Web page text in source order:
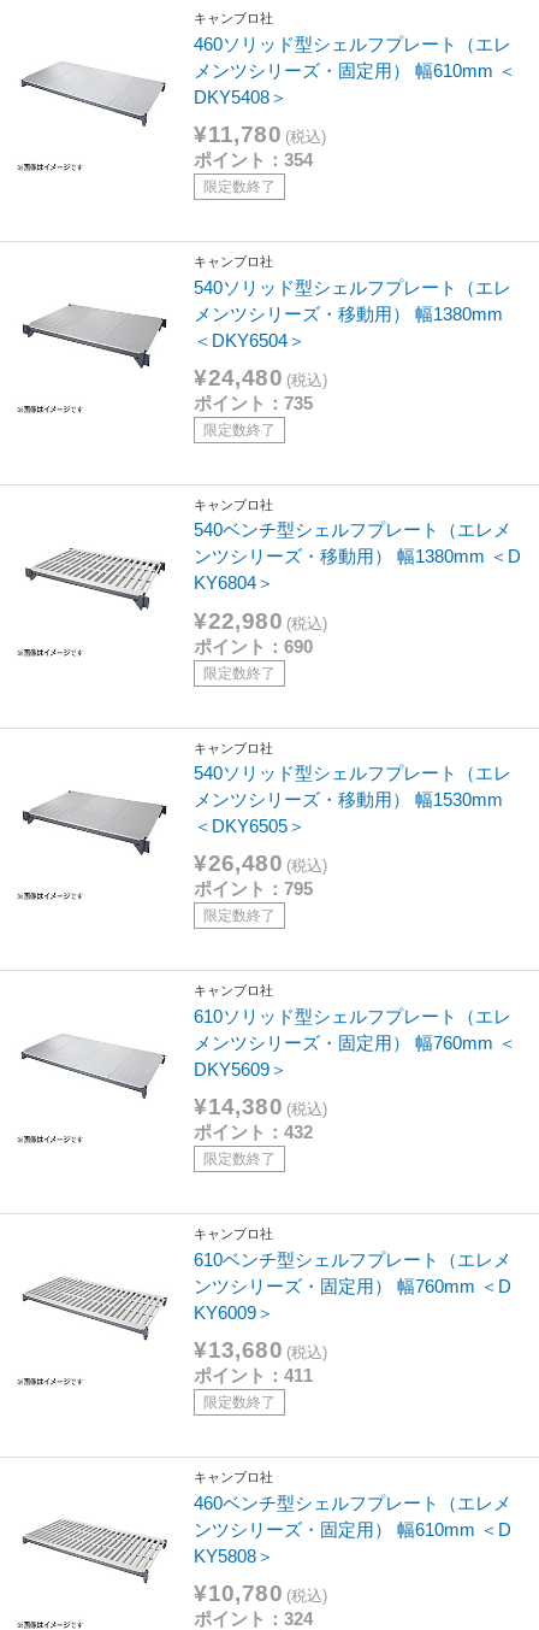
キャンブロ社
460ソリッド型シェルフプレート（エレ
メンツシリーズ・固定用） 幅610mm ＜
DKY5408＞
¥11,780 (税込)
ポイント：354
限定数終了
キャンブロ社
540ソリッド型シェルフプレート（エレ
メンツシリーズ・移動用） 幅1380mm
＜DKY6504＞
¥24,480 (税込)
ポイント：735
限定数終了
キャンブロ社
540ベンチ型シェルフプレート（エレメ
ンツシリーズ・移動用） 幅1380mm ＜D
KY6804＞
¥22,980 (税込)
ポイント：690
限定数終了
キャンブロ社
540ソリッド型シェルフプレート（エレ
メンツシリーズ・移動用） 幅1530mm
＜DKY6505＞
¥26,480 (税込)
ポイント：795
限定数終了
キャンブロ社
610ソリッド型シェルフプレート（エレ
メンツシリーズ・固定用） 幅760mm ＜
DKY5609＞
¥14,380 (税込)
ポイント：432
限定数終了
キャンブロ社
610ベンチ型シェルフプレート（エレメ
ンツシリーズ・固定用） 幅760mm ＜D
KY6009＞
¥13,680 (税込)
ポイント：411
限定数終了
キャンブロ社
460ベンチ型シェルフプレート（エレメ
ンツシリーズ・固定用） 幅610mm ＜D
KY5808＞
¥10,780 (税込)
ポイント：324